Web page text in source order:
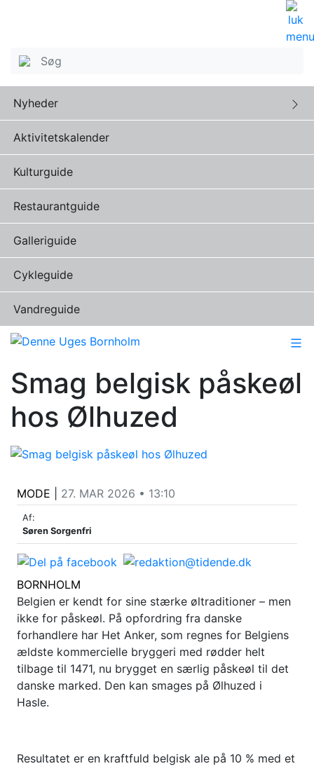
Nyheder
Aktivitetskalender
Kulturguide
Restaurantguide
Galleriguide
Cykleguide
Vandreguide
Smag belgisk påskeøl
hos Ølhuzed
MODE 27. MAR 2026 • 13:10
Af:
Søren Sorgenfri
BORNHOLM
Belgien er kendt for sine stærke øltraditioner – men
ikke for påskeøl. På opfordring fra danske
forhandlere har Het Anker, som regnes for Belgiens
ældste kommercielle bryggeri med rødder helt
tilbage til 1471, nu brygget en særlig påskeøl til det
danske marked. Den kan smages på Ølhuzed i
Hasle.
Resultatet er en kraftfuld belgisk ale på 10 % med et